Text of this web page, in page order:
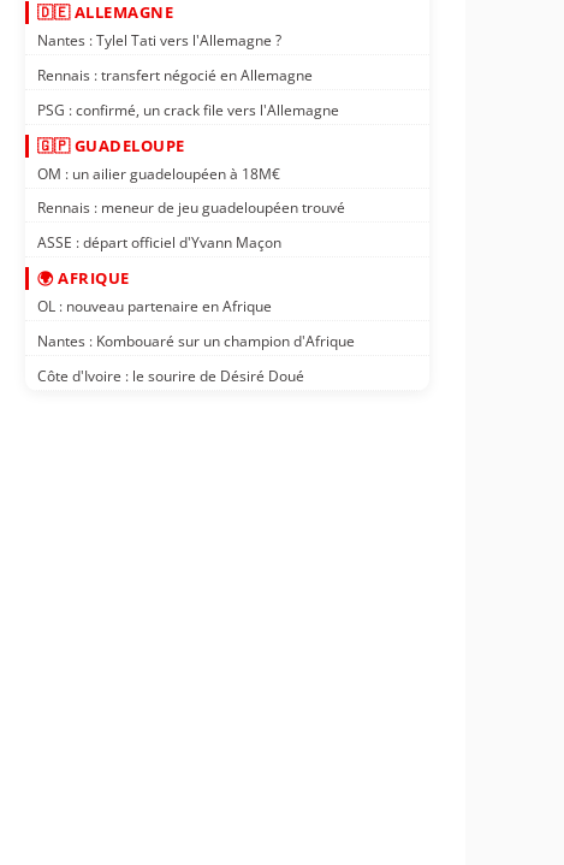
🇩🇪 ALLEMAGNE
Nantes : Tylel Tati vers l'Allemagne ?
Rennais : transfert négocié en Allemagne
PSG : confirmé, un crack file vers l'Allemagne
🇬🇵 GUADELOUPE
OM : un ailier guadeloupéen à 18M€
Rennais : meneur de jeu guadeloupéen trouvé
ASSE : départ officiel d'Yvann Maçon
🌍 AFRIQUE
OL : nouveau partenaire en Afrique
Nantes : Kombouaré sur un champion d'Afrique
Côte d'Ivoire : le sourire de Désiré Doué